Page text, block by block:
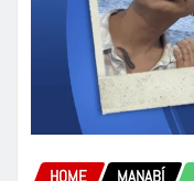
HOME MANABÍ